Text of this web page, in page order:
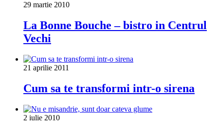
29 martie 2010
La Bonne Bouche – bistro in Centrul
Vechi
21 aprilie 2011
Cum sa te transformi intr-o sirena
2 iulie 2010